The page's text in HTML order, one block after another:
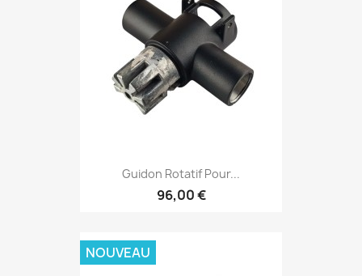
Guidon Rotatif Pour...
96,00 €
NOUVEAU